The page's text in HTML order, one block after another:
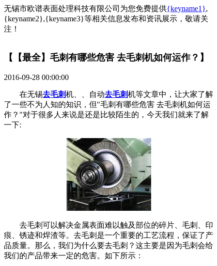
无锡市欧谱表面处理科技有限公司为您免费提供{keyname1},
{keyname2},{keyname3}等相关信息发布和资讯展示，敬请关
注！
【【最全】毛刺有哪些危害 去毛刺机如何运作？】
2016-09-28 00:00:00
在无锡去毛刺机、、自动去毛刺机等文章中，让大家了解
了一些不为人知的知识，但"毛刺有哪些危害 去毛刺机如何运
作？"对于很多人来说是还是比较陌生的，今天我们就来了解
一下:
去毛刺可以解决金属表面难以触及部位的碎片、毛刺、印
痕、锈迹和焊渣等。去毛刺是一个重要的工艺流程，保证了产
品质量。那么，我们为什么要去毛刺？这主要是因为毛刺会给
我们的产品带来一定的危害。如下所示：